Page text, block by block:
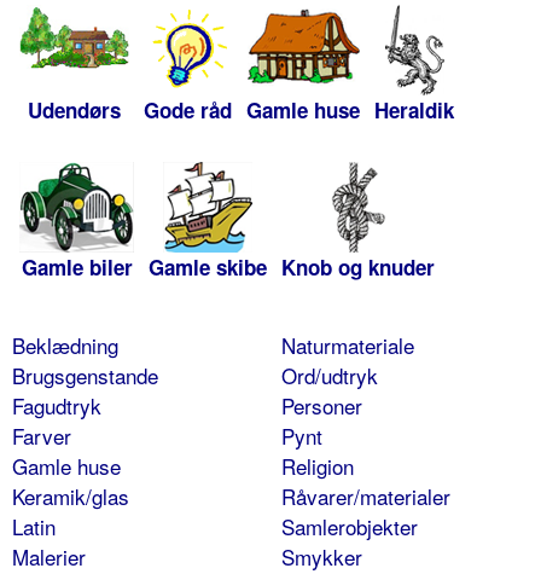
Udendørs Gode råd Gamle huse Heraldik
Gamle biler Gamle skibe Knob og knuder
Beklædning
Brugsgenstande
Fagudtryk
Farver
Gamle huse
Keramik/glas
Latin
Malerier
Naturmateriale
Ord/udtryk
Personer
Pynt
Religion
Råvarer/materialer
Samlerobjekter
Smykker